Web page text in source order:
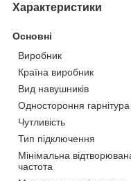
Характеристики
Основні
Виробник
Країна виробник
Вид навушників
Одностороння гарнітура
Чутливість
Тип підключення
Мінімальна
частота